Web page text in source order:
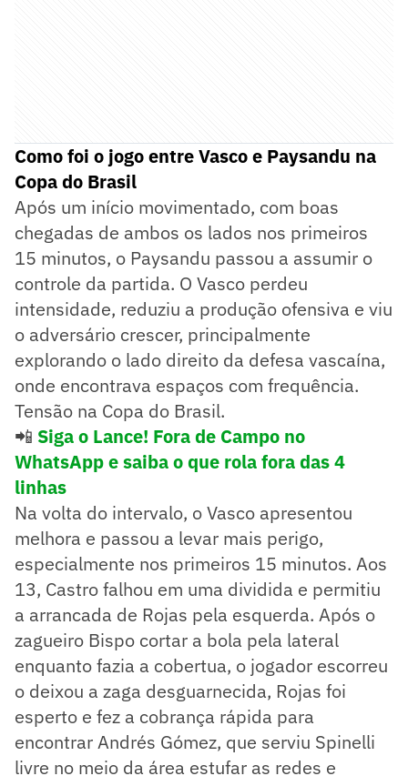
Como foi o jogo entre Vasco e Paysandu na
Copa do Brasil
Após um início movimentado, com boas
chegadas de ambos os lados nos primeiros
15 minutos, o Paysandu passou a assumir o
controle da partida. O Vasco perdeu
intensidade, reduziu a produção ofensiva e viu
o adversário crescer, principalmente
explorando o lado direito da defesa vascaína,
onde encontrava espaços com frequência.
Tensão na Copa do Brasil.
📲 Siga o Lance! Fora de Campo no
WhatsApp e saiba o que rola fora das 4
linhas
Na volta do intervalo, o Vasco apresentou
melhora e passou a levar mais perigo,
especialmente nos primeiros 15 minutos. Aos
13, Castro falhou em uma dividida e permitiu
a arrancada de Rojas pela esquerda. Após o
zagueiro Bispo cortar a bola pela lateral
enquanto fazia a cobertua, o jogador escorreu
o deixou a zaga desguarnecida, Rojas foi
esperto e fez a cobrança rápida para
encontrar Andrés Gómez, que serviu Spinelli
livre no meio da área estufar as redes e